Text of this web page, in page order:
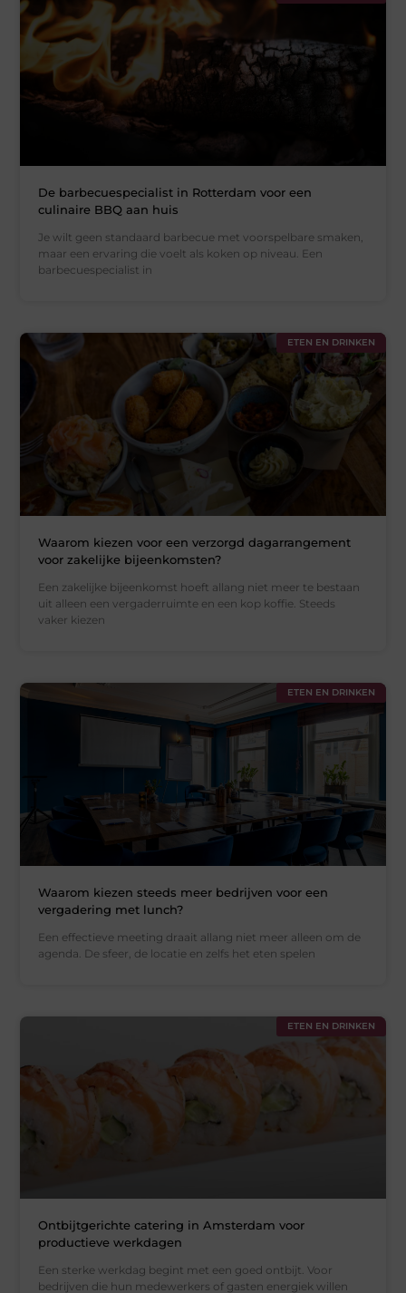
De barbecuespecialist in Rotterdam voor een
culinaire BBQ aan huis
Je wilt geen standaard barbecue met voorspelbare smaken,
maar een ervaring die voelt als koken op niveau. Een
barbecuespecialist in
ETEN EN DRINKEN
Waarom kiezen voor een verzorgd dagarrangement
voor zakelijke bijeenkomsten?
Een zakelijke bijeenkomst hoeft allang niet meer te bestaan
uit alleen een vergaderruimte en een kop koffie. Steeds
vaker kiezen
ETEN EN DRINKEN
Waarom kiezen steeds meer bedrijven voor een
vergadering met lunch?
Een effectieve meeting draait allang niet meer alleen om de
agenda. De sfeer, de locatie en zelfs het eten spelen
ETEN EN DRINKEN
Ontbijtgerichte catering in Amsterdam voor
productieve werkdagen
Een sterke werkdag begint met een goed ontbijt. Voor
bedrijven die hun medewerkers of gasten energiek willen